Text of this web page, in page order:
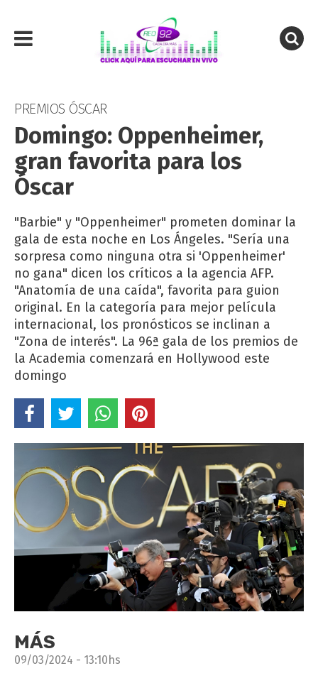
PREMIOS ÓSCAR
Domingo: Oppenheimer,
gran favorita para los
Óscar
"Barbie" y "Oppenheimer" prometen dominar la
gala de esta noche en Los Ángeles. "Sería una
sorpresa como ninguna otra si 'Oppenheimer'
no gana" dicen los críticos a la agencia AFP.
"Anatomía de una caída", favorita para guion
original. En la categoría para mejor película
internacional, los pronósticos se inclinan a
"Zona de interés". La 96ª gala de los premios de
la Academia comenzará en Hollywood este
domingo
MÁS
09/03/2024 - 13:10hs